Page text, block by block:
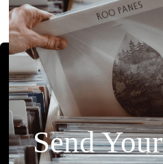
Send Your